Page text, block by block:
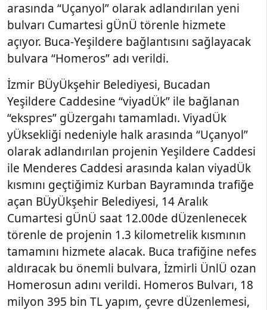
arasında “Uçanyol” olarak adlandırılan yeni
bulvarı Cumartesi gÜnÜ törenle hizmete
açıyor. Buca-Yeşildere bağlantısını sağlayacak
bulvara “Homeros” adı verildi.
İzmir BÜyÜkşehir Belediyesi, Bucadan
Yeşildere Caddesine “viyadÜk” ile bağlanan
“ekspres” gÜzergahı tamamladı. ViyadÜk
yÜksekliği nedeniyle halk arasında “Uçanyol”
olarak adlandırılan projenin Yeşildere Caddesi
ile Menderes Caddesi arasında kalan viyadÜk
kısmını geçtiğimiz Kurban Bayramında trafiğe
açan BÜyÜkşehir Belediyesi, 14 Aralık
Cumartesi gÜnÜ saat 12.00de dÜzenlenecek
törenle de projenin 1.3 kilometrelik kısmının
tamamını hizmete alacak. Buca trafiğine nefes
aldıracak bu önemli bulvara, İzmirli ÜnlÜ ozan
Homerosun adını verildi. Homeros Bulvarı, 18
milyon 395 bin TL yapım, çevre dÜzenlemesi,